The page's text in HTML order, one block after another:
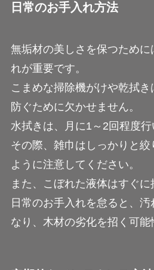
日常のお手入れ方法
無垢材の美しさを保つために
れが重要です。
こまめな掃除機がけや乾拭
防ぐために欠かせません。
水拭きは、月に1～2回程度行
その際、雑巾はしっかりと
ように注意してください。
また、こぼれた液体はすぐに
日常のお手入れを怠ると、汚
なり、木材の劣化を招く可能